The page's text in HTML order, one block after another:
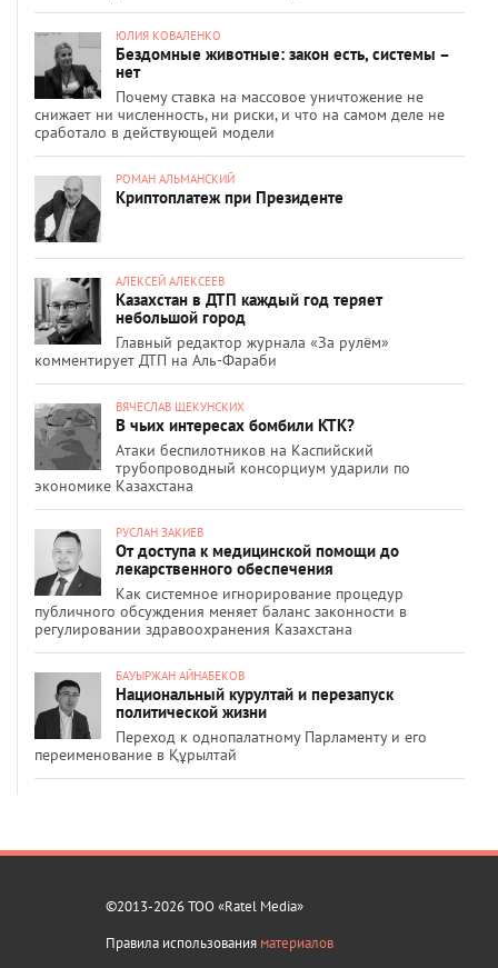
ЮЛИЯ КОВАЛЕНКО
Бездомные животные: закон есть, системы –
нет
Почему ставка на массовое уничтожение не
снижает ни численность, ни риски, и что на самом деле не
сработало в действующей модели
РОМАН АЛЬМАНСКИЙ
Криптоплатеж при Президенте
АЛЕКСЕЙ АЛЕКСЕЕВ
Казахстан в ДТП каждый год теряет
небольшой город
Главный редактор журнала «За рулём»
комментирует ДТП на Аль-Фараби
ВЯЧЕСЛАВ ЩЕКУНСКИХ
В чьих интересах бомбили КТК?
Атаки беспилотников на Каспийский
трубопроводный консорциум ударили по
экономике Казахстана
РУСЛАН ЗАКИЕВ
От доступа к медицинской помощи до
лекарственного обеспечения
Как системное игнорирование процедур
публичного обсуждения меняет баланс законности в
регулировании здравоохранения Казахстана
БАУЫРЖАН АЙНАБЕКОВ
Национальный курултай и перезапуск
политической жизни
Переход к однопалатному Парламенту и его
переименование в Құрылтай
©2013-2026 ТОО «Ratel Media»
Правила использования материалов